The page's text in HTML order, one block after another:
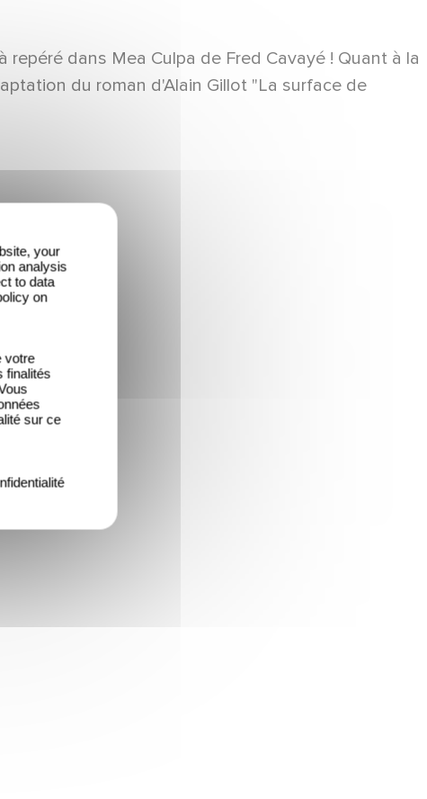
dans Mea Culpa de Fred Cavayé ! Quant à la
du roman d'Alain Gillot "La surface de
your
analysis
to data
on
votre
finalités
sur ce